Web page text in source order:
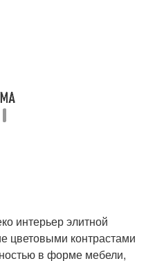
интерьер элитной
цветовыми контрастами
в форме мебели,